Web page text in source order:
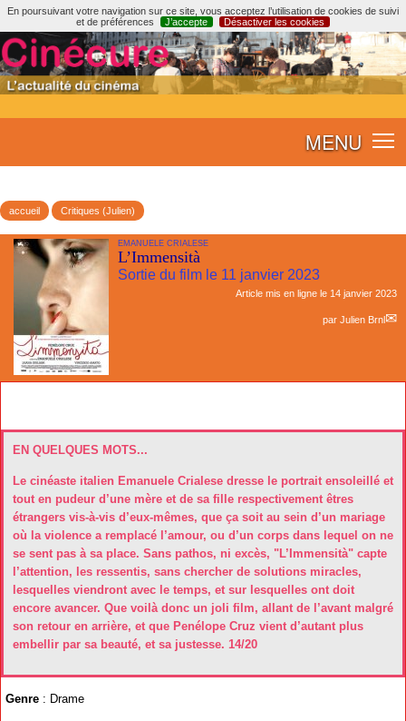
En poursuivant votre navigation sur ce site, vous acceptez l’utilisation de cookies de suivi
et de préférences
J’accepte Désactiver les cookies
MENU
accueil Critiques (Julien)
EMANUELE CRIALESE
L’Immensità
Sortie du film le 11 janvier 2023
Article mis en ligne le 14 janvier 2023
par Julien Brnl
EN QUELQUES MOTS...
Le cinéaste italien Emanuele Crialese dresse le portrait ensoleillé et
tout en pudeur d’une mère et de sa fille respectivement êtres
étrangers vis-à-vis d’eux-mêmes, que ça soit au sein d’un mariage
où la violence a remplacé l’amour, ou d’un corps dans lequel on ne
se sent pas à sa place. Sans pathos, ni excès, "L’Immensità" capte
l’attention, les ressentis, sans chercher de solutions miracles,
lesquelles viendront avec le temps, et sur lesquelles ont doit
encore avancer. Que voilà donc un joli film, allant de l’avant malgré
son retour en arrière, et que Penélope Cruz vient d’autant plus
embellir par sa beauté, et sa justesse. 14/20
Genre : Drame